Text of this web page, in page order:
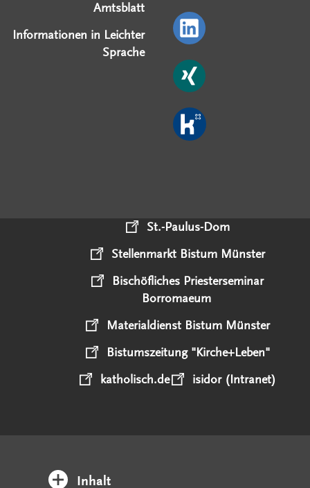
Amtsblatt
Informationen in Leichter
Sprache
St.-Paulus-Dom
Stellenmarkt Bistum Münster
Bischöfliches Priesterseminar
Borromaeum
Materialdienst Bistum Münster
Bistumszeitung "Kirche+Leben"
katholisch.de
isidor (Intranet)
Inhalt